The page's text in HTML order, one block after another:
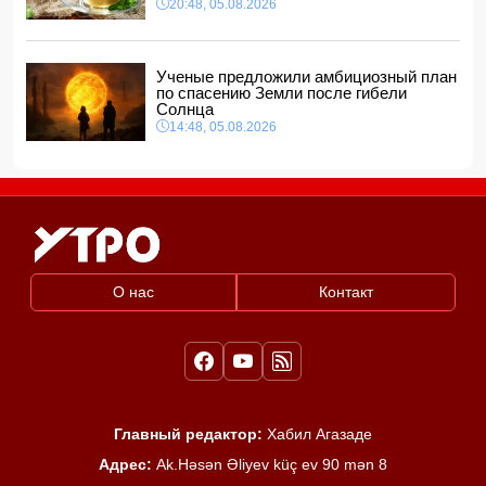
20:48, 05.08.2026
Ученые предложили амбициозный план
по спасению Земли после гибели
Солнца
14:48, 05.08.2026
О нас Контакт
Главный редактор: Хабил Агазаде
Адрес: Ak.Həsən Əliyev küç ev 90 mən 8